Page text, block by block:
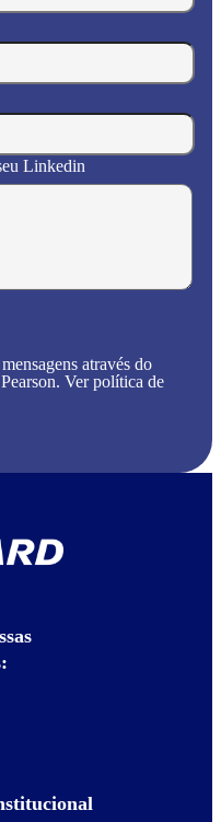
Linkedin
através do
Ver política de